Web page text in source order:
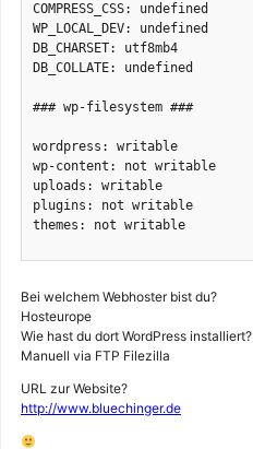
COMPRESS_CSS: undefined
WP_LOCAL_DEV: undefined
DB_CHARSET: utf8mb4
DB_COLLATE: undefined
### wp-filesystem ###
wordpress: writable
wp-content: not writable
uploads: writable
plugins: not writable
themes: not writable
Bei welchem Webhoster bist du?
Hosteurope
Wie hast du dort WordPress installiert?
Manuell via FTP Filezilla
URL zur Website?
http://www.bluechinger.de